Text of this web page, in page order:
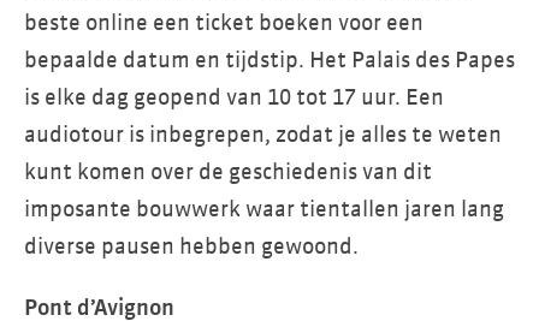
beste online een ticket boeken voor een
bepaalde datum en tijdstip. Het Palais des Papes
is elke dag geopend van 10 tot 17 uur. Een
audiotour is inbegrepen, zodat je alles te weten
kunt komen over de geschiedenis van dit
imposante bouwwerk waar tientallen jaren lang
diverse pausen hebben gewoond.
Pont d’Avignon